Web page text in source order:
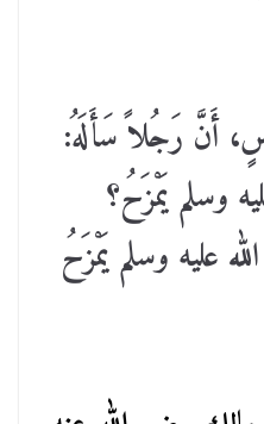
أَنَّ رَجُلاً سَأَلَهُ:
وسلم يَمْزَحُ؟
عليه وسلم يَمْزَحُ